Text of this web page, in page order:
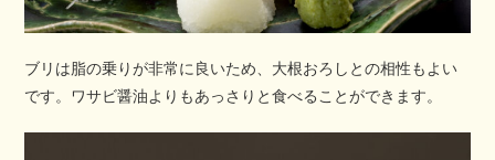
ブリは脂の乗りが非常に良いため、大根おろしとの相性もよい
です。ワサビ醤油よりもあっさりと食べることができます。